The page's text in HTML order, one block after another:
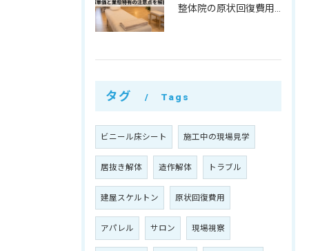
タグ Tags
ビニール床シート 施工中の現場見学
居抜き解体 造作解体 トラブル
建屋スケルトン 原状回復費用
アパレル サロン 現場視察